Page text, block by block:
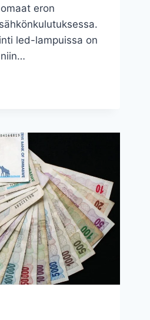
eron
led-lampuissa on